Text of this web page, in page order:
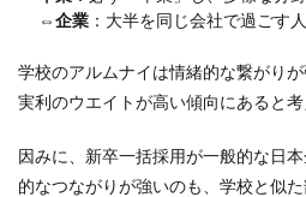
⇔企業 ：大半を同じ会社で過ごす
学校のアルムナイは情緒的な繋がり
実利のウエイトが高い傾向にあると考
因みに、新卒一括採用が一般的な日
的なつながりが強いのも、学校と似た